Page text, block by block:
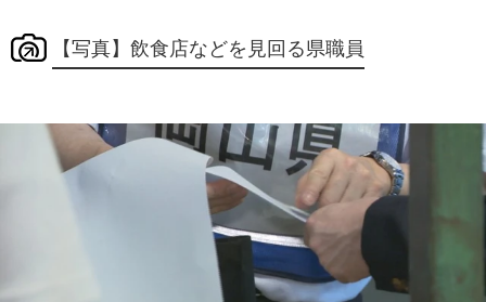
【写真】飲食店などを見回る県職員